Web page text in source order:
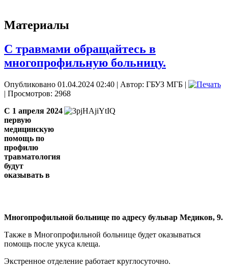
Материалы
С травмами обращайтесь в
многопрофильную больницу.
Опубликовано 01.04.2024 02:40 | Автор: ГБУЗ МГБ |
| Просмотров: 2968
С 1 апреля 2024
первую
медицинскую
помощь по
профилю
травматология
будут
оказывать в
Многопрофильной больнице по адресу бульвар Медиков, 9.
Также в Многопрофильной больнице будет оказываться
помощь после укуса клеща.
Экстренное отделение работает круглосуточно.